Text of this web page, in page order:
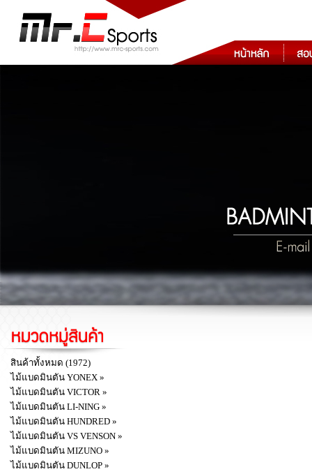
สินค้าทั้งหมด (1972)
ไม้แบดมินตัน YONEX »
ไม้แบดมินตัน VICTOR »
ไม้แบดมินตัน LI-NING »
ไม้แบดมินตัน HUNDRED »
ไม้แบดมินตัน VS VENSON »
ไม้แบดมินตัน MIZUNO »
ไม้แบดมินตัน DUNLOP »